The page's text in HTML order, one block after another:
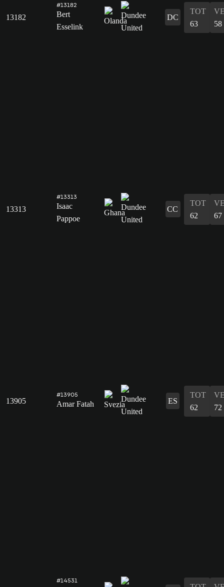
13182
#13182
Bert
Esselink
DC
TOT
63
58
13313
#13313
Isaac
Pappoe
CC
TOT
62
67
13905
#13905
Amar Fatah ES
TOT
62
72
#14531